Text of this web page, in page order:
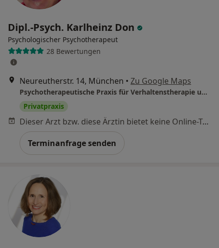
Dipl.-Psych. Karlheinz Don
Psychologischer Psychotherapeut
28 Bewertungen
Neureutherstr. 14, München • Zu Google Maps
Psychotherapeutische Praxis für Verhaltenstherapie und Salutogene Therapie
Privatpraxis
Dieser Arzt bzw. diese Ärztin bietet keine Online-Terminbuchung an diesem Standort an.
Terminanfrage senden